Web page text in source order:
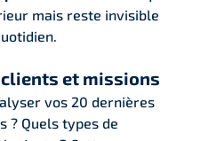
mais reste invisible
et missions
vos 20 dernières
? Quels types de